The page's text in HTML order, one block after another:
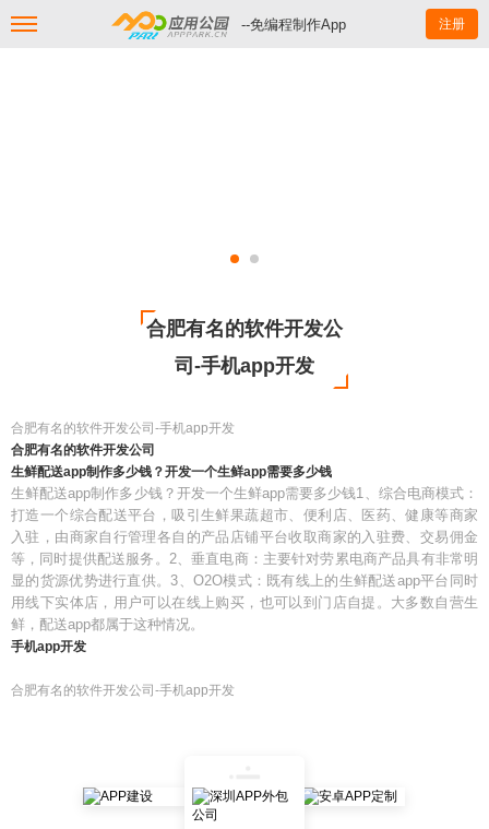
--免编程制作App 注册
合肥有名的软件开发公
司-手机app开发
合肥有名的软件开发公司-手机app开发
合肥有名的软件开发公司
生鲜配送app制作多少钱？开发一个生鲜app需要多少钱
生鲜配送app制作多少钱？开发一个生鲜app需要多少钱1、综合电商模式：
打造一个综合配送平台，吸引生鲜果蔬超市、便利店、医药、健康等商家
入驻，由商家自行管理各自的产品店铺平台收取商家的入驻费、交易佣金
等，同时提供配送服务。2、垂直电商：主要针对劳累电商产品具有非常明
显的货源优势进行直供。3、O2O模式：既有线上的生鲜配送app平台同时
用线下实体店，用户可以在线上购买，也可以到门店自提。大多数自营生
鲜，配送app都属于这种情况。
手机app开发
合肥有名的软件开发公司-手机app开发